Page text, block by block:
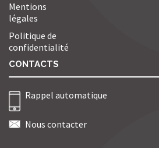
Mentions
légales
Politique de
confidentialité
CONTACTS
Rappel automatique
Nous contacter